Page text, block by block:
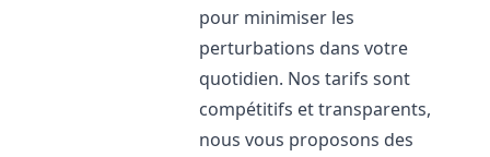
pour minimiser les
perturbations dans votre
quotidien. Nos tarifs sont
compétitifs et transparents,
nous vous proposons des